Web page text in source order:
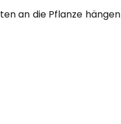
an die Pflanze hängen